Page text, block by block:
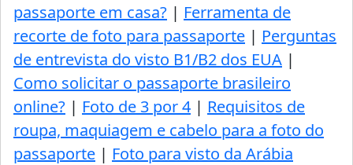
passaporte em casa? | Ferramenta de
recorte de foto para passaporte | Perguntas
de entrevista do visto B1/B2 dos EUA |
Como solicitar o passaporte brasileiro
online? | Foto de 3 por 4 | Requisitos de
roupa, maquiagem e cabelo para a foto do
passaporte | Foto para visto da Arábia